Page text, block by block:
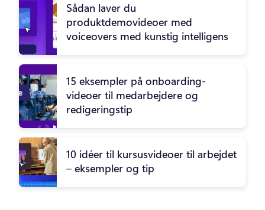
Sådan laver du
produktdemovideoer med
voiceovers med kunstig intelligens
15 eksempler på onboarding-
videoer til medarbejdere og
redigeringstip
10 idéer til kursusvideoer til arbejdet
– eksempler og tip